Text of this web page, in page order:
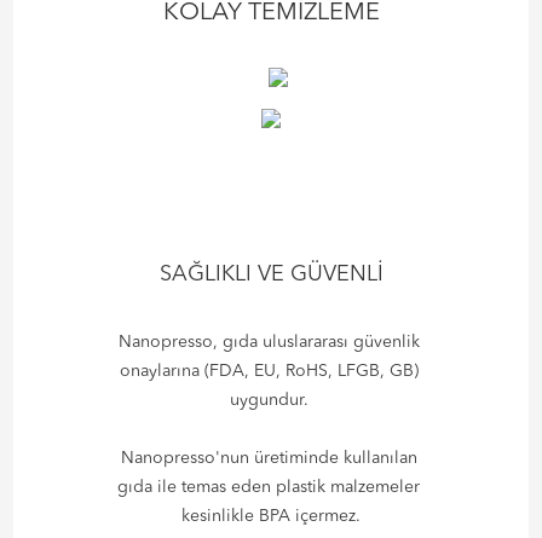
KOLAY TEMİZLEME
SAĞLIKLI VE GÜVENLİ
Nanopresso, gıda uluslararası güvenlik
onaylarına (FDA, EU, RoHS, LFGB, GB)
uygundur.
Nanopresso'nun üretiminde kullanılan
gıda ile temas eden plastik malzemeler
kesinlikle BPA içermez.